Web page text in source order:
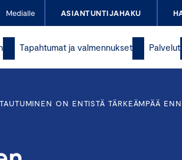
Medialle ASIANTUNTIJAHAKU
Tapahtumat ja valmennukset Palvelut
ON ENTISTÄ TÄRKEÄMPÄÄ